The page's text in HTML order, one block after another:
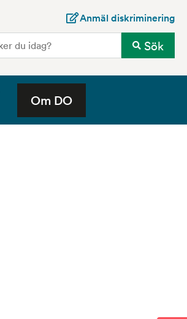
Anmäl diskriminering
Sök
Om DO